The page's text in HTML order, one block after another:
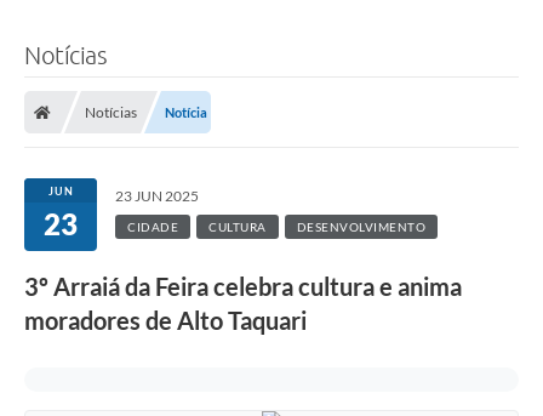
Notícias
Notícias Notícia
JUN
23
23 JUN 2025
CIDADE CULTURA DESENVOLVIMENTO
3º Arraiá da Feira celebra cultura e anima
moradores de Alto Taquari